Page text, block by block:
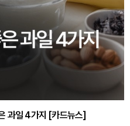
과일 4가지 [카드뉴스]